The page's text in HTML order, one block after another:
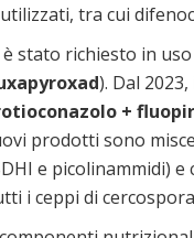
tra cui
stato richiesto in
). Dal
+
prodotti sono
e picolinammidi)
i ceppi di